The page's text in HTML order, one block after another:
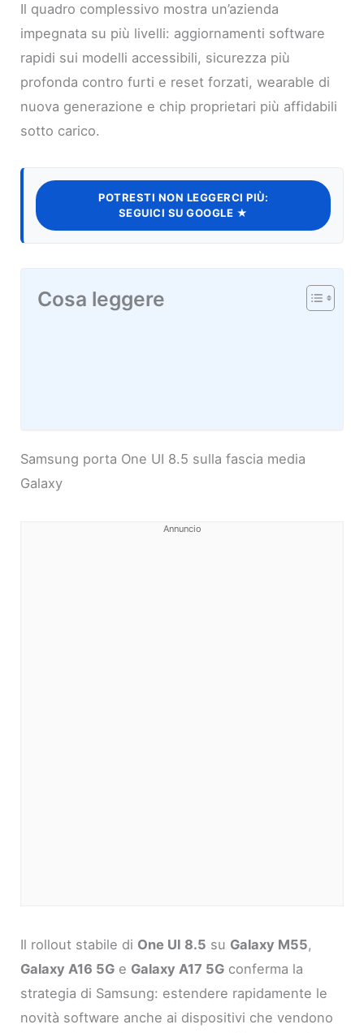
Il quadro complessivo mostra un’azienda
impegnata su più livelli: aggiornamenti software
rapidi sui modelli accessibili, sicurezza più
profonda contro furti e reset forzati, wearable di
nuova generazione e chip proprietari più affidabili
sotto carico.
POTRESTI NON LEGGERCI PIÙ:
SEGUICI SU GOOGLE ★
Cosa leggere
Samsung porta One UI 8.5 sulla fascia media
Galaxy
Annuncio
Il rollout stabile di One UI 8.5 su Galaxy M55,
Galaxy A16 5G e Galaxy A17 5G conferma la
strategia di Samsung: estendere rapidamente le
novità software anche ai dispositivi che vendono